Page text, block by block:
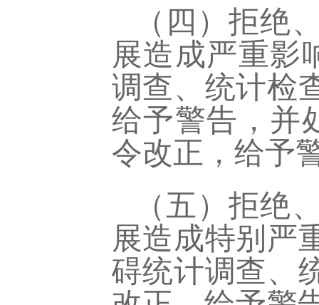
（四）拒绝
展造成严重影
调查、统计检
给予警告，并
令改正，给予
（五）拒绝
展造成特别严
碍统计调查、